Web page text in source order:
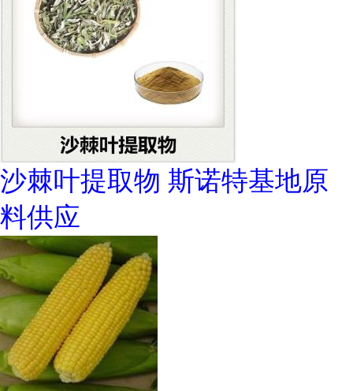
沙棘叶提取物 斯诺特基地原
料供应